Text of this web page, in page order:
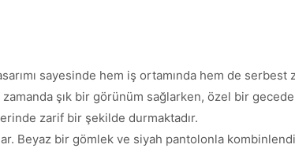
sayesinde hem iş ortamında hem de serbest
şık bir görünüm sağlarken, özel bir
zarif bir şekilde durmaktadır.
Beyaz bir gömlek ve siyah pantolonla